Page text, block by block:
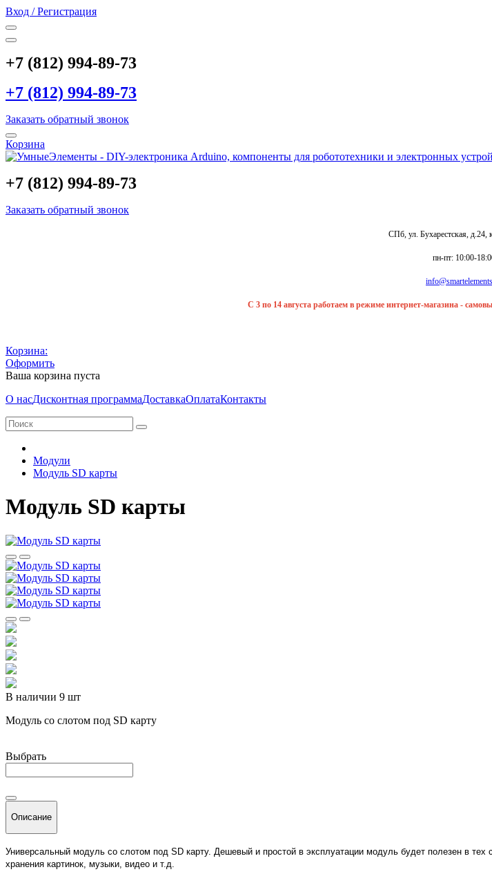
Вход / Регистрация
+7 (812) 994-89-73
+7 (812) 994-89-73
Заказать обратный звонок
Корзина
+7 (812) 994-89-73
Заказать обратный звонок
СПб, ул. Бухарестская, д.24,
пн-пт: 10:00-
С 3 по 14 августа работаем в режиме интернет-магазина -
Корзина:
Оформить
Ваша корзина пуста
О насДисконтная программаДоставкаОплатаКонтакты
Модули
Модуль SD карты
Модуль SD карты
В наличии 9 шт
Модуль со слотом под SD карту
Выбрать
Описание
Универсальный модуль со слотом под SD карту. Дешевый и простой в эксплуатации модуль будет полезен в
хранения картинок, музыки, видео и т.д.